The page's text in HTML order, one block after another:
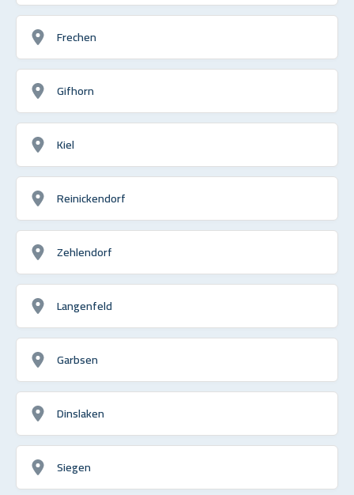
Frechen
Gifhorn
Kiel
Reinickendorf
Zehlendorf
Langenfeld
Garbsen
Dinslaken
Siegen